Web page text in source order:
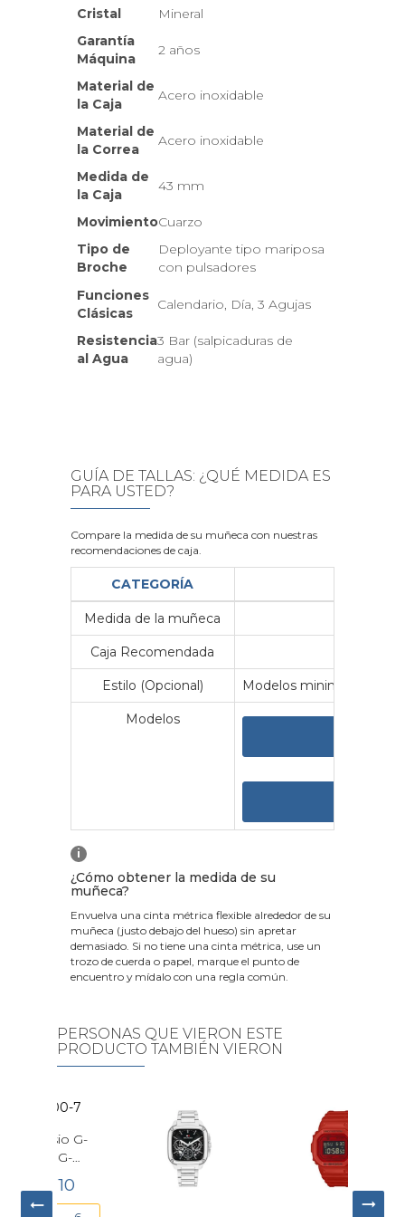
Cristal
Mineral
Garantía
Máquina
2 años
Material de
la Caja
Acero inoxidable
Material de
la Correa
Acero inoxidable
Medida de
la Caja
43 mm
MovimientoCuarzo
Tipo de
Broche
Deployante tipo mariposa
con pulsadores
Funciones
Clásicas
Calendario, Día, 3 Agujas
Resistencia
al Agua
3 Bar (salpicaduras de
agua)
GUÍA DE TALLAS: ¿QUÉ MEDIDA ES
PARA USTED?
Compare la medida de su muñeca con nuestras
recomendaciones de caja.
CATEGORÍA
Medida de la muñeca
Caja Recomendada
Estilo (Opcional) Modelos minimalistas y
Modelos
i
¿Cómo obtener la medida de su
muñeca?
Envuelva una cinta métrica flexible alrededor de su
muñeca (justo debajo del hueso) sin apretar
demasiado. Si no tiene una cinta métrica, use un
trozo de cuerda o papel, marque el punto de
encuentro y mídalo con una regla común.
PERSONAS QUE VIERON ESTE
PRODUCTO TAMBIÉN VIERON